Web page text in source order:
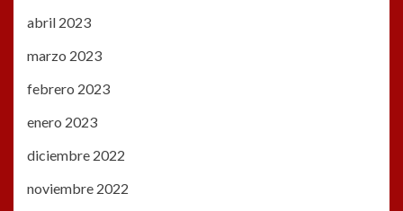
abril 2023
marzo 2023
febrero 2023
enero 2023
diciembre 2022
noviembre 2022